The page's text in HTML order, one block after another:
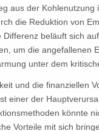
aus der
die Reduktion von
beläuft sich
um die angefallenen
unter dem
und die finanziellen
einer der
könnte
Vorteile mit sich